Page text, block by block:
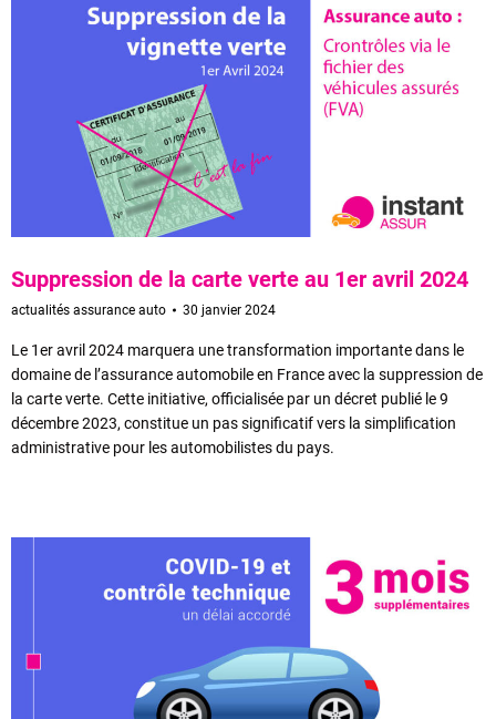
Suppression de la carte verte au 1er avril 2024
actualités assurance auto 30 janvier 2024
Le 1er avril 2024 marquera une transformation importante dans le
domaine de l’assurance automobile en France avec la suppression de
la carte verte. Cette initiative, officialisée par un décret publié le 9
décembre 2023, constitue un pas significatif vers la simplification
administrative pour les automobilistes du pays.